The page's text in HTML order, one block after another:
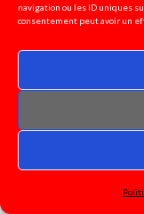
navigation ou les ID uniques
consentement peut avoir un